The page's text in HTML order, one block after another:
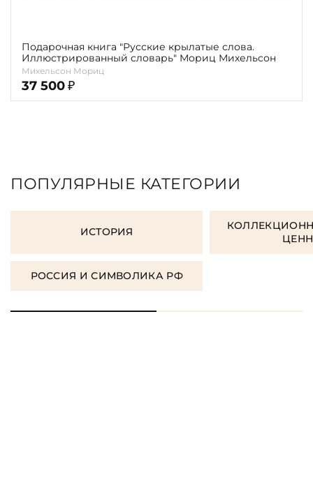
Подарочная книга "Русские крылатые слова.
Иллюстрированный словарь" Мориц Михельсон
Михельсон Мориц
37 500 ₽
ПОПУЛЯРНЫЕ КАТЕГОРИИ
ИСТОРИЯ
РОССИЯ И СИМВОЛИКА РФ